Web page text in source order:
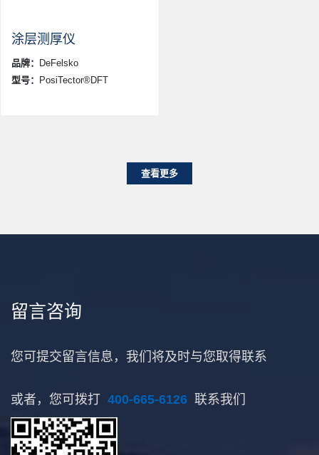
涂层测厚仪
品牌：
DeFelsko
型号：
PosiTector®DFT
查看更多
留言咨询
您可提交留言信息，我们将及时与您取得联系
或者，您可拨打 400-665-6126 联系我们